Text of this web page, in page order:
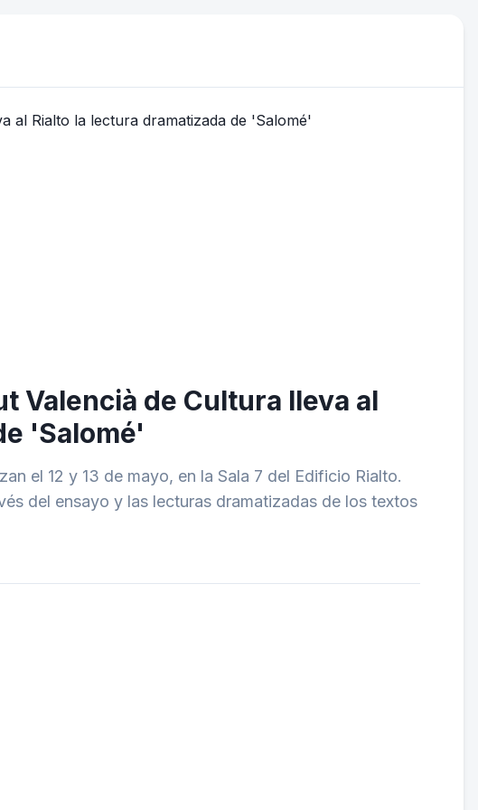
Valencià de Cultura lleva al
'Salomé'
el 12 y 13 de mayo, en la Sala 7 del Edificio Rialto.
del ensayo y las lecturas dramatizadas de los textos